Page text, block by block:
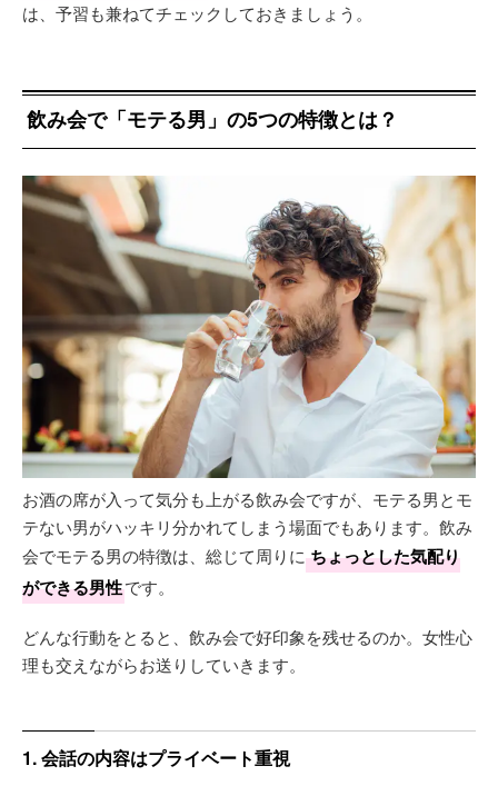
は、予習も兼ねてチェックしておきましょう。
飲み会で「モテる男」の5つの特徴とは？
お酒の席が入って気分も上がる飲み会ですが、モテる男とモ
テない男がハッキリ分かれてしまう場面でもあります。飲み
会でモテる男の特徴は、総じて周りに ちょっとした気配り
ができる男性です。
どんな行動をとると、飲み会で好印象を残せるのか。女性心
理も交えながらお送りしていきます。
1. 会話の内容はプライベート重視